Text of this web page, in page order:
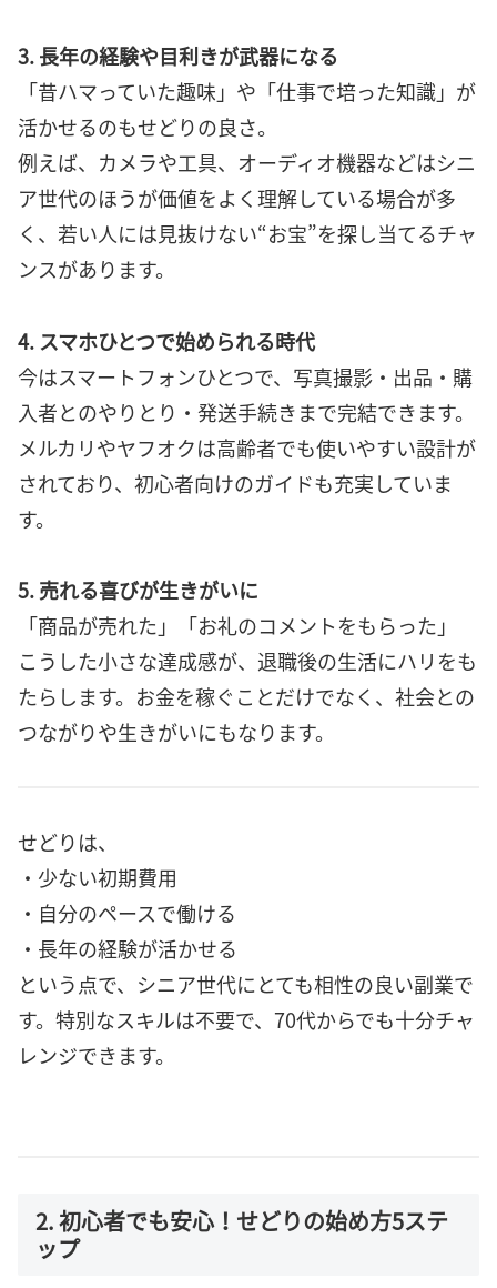
3. 長年の経験や目利きが武器になる
「昔ハマっていた趣味」や「仕事で培った知識」が
活かせるのもせどりの良さ。
例えば、カメラや工具、オーディオ機器などはシニ
ア世代のほうが価値をよく理解している場合が多
く、若い人には見抜けない“お宝”を探し当てるチャ
ンスがあります。
4. スマホひとつで始められる時代
今はスマートフォンひとつで、写真撮影・出品・購
入者とのやりとり・発送手続きまで完結できます。
メルカリやヤフオクは高齢者でも使いやすい設計が
されており、初心者向けのガイドも充実していま
す。
5. 売れる喜びが生きがいに
「商品が売れた」「お礼のコメントをもらった」
こうした小さな達成感が、退職後の生活にハリをも
たらします。お金を稼ぐことだけでなく、社会との
つながりや生きがいにもなります。
せどりは、
・少ない初期費用
・自分のペースで働ける
・長年の経験が活かせる
という点で、シニア世代にとても相性の良い副業で
す。特別なスキルは不要で、70代からでも十分チャ
レンジできます。
2. 初心者でも安心！せどりの始め方5ステ
ップ